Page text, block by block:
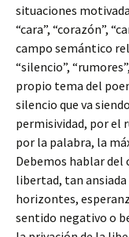
situaciones
“cara”, “corazón”,
campo semántico
“silencio”,
propio tema del
silencio que va
permisividad, por el
por la palabra, la
Debemos hablar
libertad, tan
horizontes,
sentido negativo o